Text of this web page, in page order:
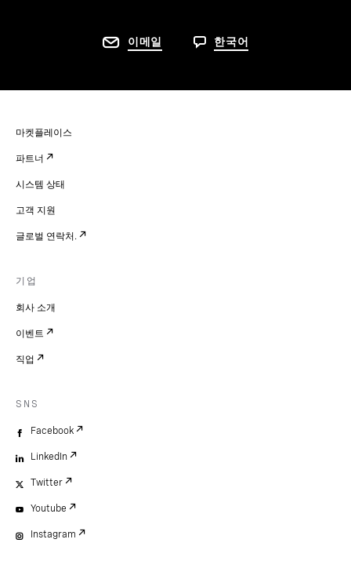
이메일 한국어
마켓플레이스
파트너
시스템 상태
고객 지원
글로벌 연락처.
기업
회사 소개
이벤트
직업
SNS
Facebook
LinkedIn
Twitter
Youtube
Instagram